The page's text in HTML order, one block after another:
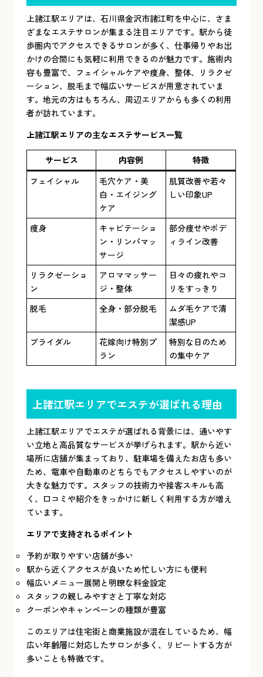
上諸江駅エリアは、石川県金沢市諸江町を中心に、さま
ざまなエステサロンが集まる注目エリアです。駅から徒
歩圏内でアクセスできるサロンが多く、仕事帰りやお出
かけの合間にも気軽に利用できるのが魅力です。施術内
容も豊富で、フェイシャルケアや痩身、整体、リラクゼ
ーション、脱毛まで幅広いサービスが用意されていま
す。地元の方はもちろん、周辺エリアからも多くの利用
者が訪れています。
上諸江駅エリアの主なエステサービス一覧
サービス 内容例
特徴
フェイシャル
毛穴ケア・美
白・エイジング
ケア
肌質改善や若々
しい印象UP
痩身
キャビテーショ
ン・リンパマッ
サージ
部分痩せやボデ
ィライン改善
リラクゼーショ
ン
アロママッサー
ジ・整体
日々の疲れやコ
リをすっきり
脱毛
全身・部分脱毛
ムダ毛ケアで清
潔感UP
ブライダル
花嫁向け特別プ
ラン
特別な日のため
の集中ケア
上諸江駅エリアでエステが選ばれる理由
上諸江駅エリアでエステが選ばれる背景には、通いやす
い立地と高品質なサービスが挙げられます。駅から近い
場所に店舗が集まっており、駐車場を備えたお店も多い
ため、電車や自動車のどちらでもアクセスしやすいのが
大きな魅力です。スタッフの技術力や接客スキルも高
く、口コミや紹介をきっかけに新しく利用する方が増え
ています。
エリアで支持されるポイント
予約が取りやすい店舗が多い
駅から近くアクセスが良いため忙しい方にも便利
幅広いメニュー展開と明瞭な料金設定
スタッフの親しみやすさと丁寧な対応
クーポンやキャンペーンの種類が豊富
このエリアは住宅街と商業施設が混在しているため、幅
広い年齢層に対応したサロンが多く、リピートする方が
多いことも特徴です。